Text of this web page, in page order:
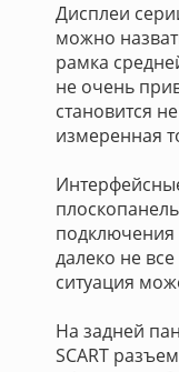
Дисплеи
можно
рамка
не очень
становится
измеренная
подключения
далеко не
ситуация
На задней
SCART